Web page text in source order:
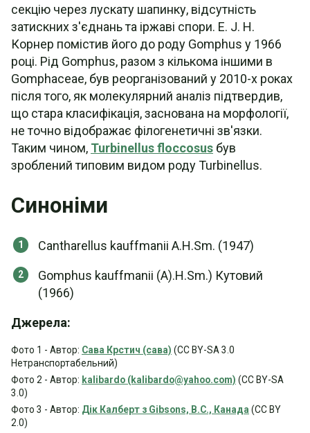
секцію через лускату шапинку, відсутність
затискних з'єднань та іржаві спори. E. J. H.
Корнер помістив його до роду Gomphus у 1966
році. Рід Gomphus, разом з кількома іншими в
Gomphaceae, був реорганізований у 2010-х роках
після того, як молекулярний аналіз підтвердив,
що стара класифікація, заснована на морфології,
не точно відображає філогенетичні зв'язки.
Таким чином, Turbinellus floccosus був
зроблений типовим видом роду Turbinellus.
Синоніми
Cantharellus kauffmanii A.H.Sm. (1947)
Gomphus kauffmanii (A).H.Sm.) Кутовий
(1966)
Джерела:
Фото 1 - Автор: Сава Крстич (сава) (CC BY-SA 3.0
Нетранспортабельний)
Фото 2 - Автор: kalibardo (kalibardo@yahoo.com) (CC BY-SA
3.0)
Фото 3 - Автор: Дік Калберт з Gibsons, B.C., Канада (CC BY
2.0)